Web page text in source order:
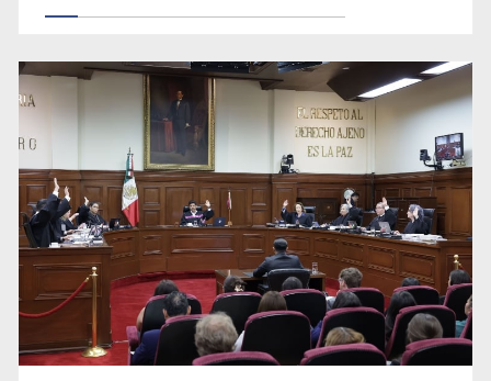
Buscan mantener tradiciones con Feria Corazón de
Artesano